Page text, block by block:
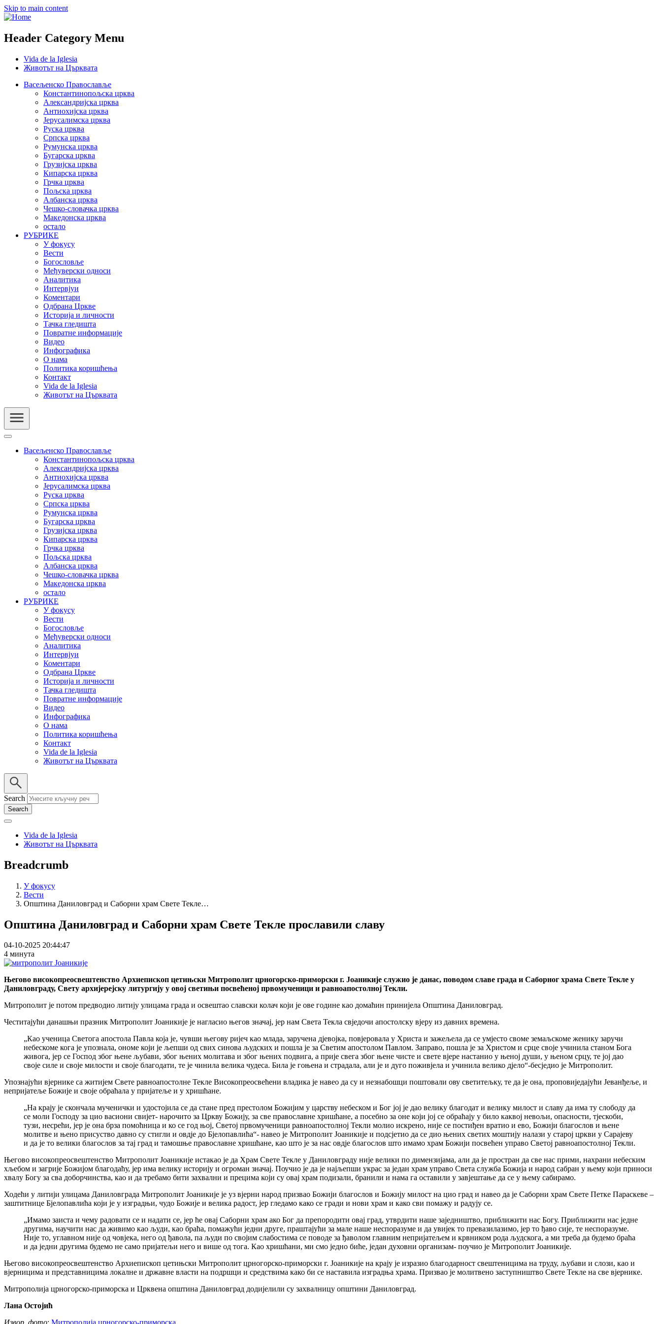
Skip to main content
Header Category Menu
Vida de la Iglesia
Животът на Църквата
Васељенско Православље
Константинопољска црква
Александријска црква
Антиохијска црква
Јерусалимска црква
Руска црква
Српска црква
Румунска црква
Бугарска црква
Грузијска црква
Кипарска црква
Грчка црква
Пољска црква
Албанска црква
Чешко-словачка црква
Македонска црква
остало
РУБРИКЕ
У фокусу
Вести
Богословље
Међуверски односи
Аналитика
Интервјуи
Коментари
Одбрана Цркве
Историја и личности
Тачка гледишта
Повратне информације
Видео
Инфографика
О нама
Политика коришћења
Контакт
Vida de la Iglesia
Животът на Църквата
Васељенско Православље
Константинопољска црква
Александријска црква
Антиохијска црква
Јерусалимска црква
Руска црква
Српска црква
Румунска црква
Бугарска црква
Грузијска црква
Кипарска црква
Грчка црква
Пољска црква
Албанска црква
Чешко-словачка црква
Македонска црква
остало
РУБРИКЕ
У фокусу
Вести
Богословље
Међуверски односи
Аналитика
Интервјуи
Коментари
Одбрана Цркве
Историја и личности
Тачка гледишта
Повратне информације
Видео
Инфографика
О нама
Политика коришћења
Контакт
Vida de la Iglesia
Животът на Църквата
Search
Vida de la Iglesia
Животът на Църквата
Breadcrumb
У фокусу
Вести
Општина Даниловград и Саборни храм Свете Текле…
Општина Даниловград и Саборни храм Свете Текле прославили славу
04-10-2025 20:44:47
4 минута
Његово високопреосвештенство Архиепископ цетињски Митрополит црногорско-приморски г. Јоаникије служио је данас, поводом славе града и Саборног храма Свете Текле у
Даниловграду, Свету архијерејску литургију у овој светињи посвећеној првомученици и равноапостолној Текли.
Митрополит је потом предводио литију улицама града и освештао славски колач који је ове године као домаћин принијела Општина Даниловград.
Честитајући данашњи празник Митрополит Јоаникије је нагласио његов значај, јер нам Света Текла свједочи апостолску вјеру из давних времена.
„Као ученица Светога апостола Павла која је, чувши његову ријеч као млада, заручена дјевојка, повјеровала у Христа и зажељела да се умјесто своме земаљскоме женику заручи
небескоме кога је упознала, ономе који је љепши од свих синова људских и пошла је за Светим апостолом Павлом. Заправо, пошла је за Христом и срце своје учинила станом Бога
живога, јер се Господ због њене љубави, због њених молитава и због њених подвига, а прије свега због њене чисте и свете вјере настанио у њеној души, у њеном срцу, те јој дао
своје силе и своје милости и своје благодати, те је чинила велика чудеса. Била је гоњена и страдала, али је и дуго поживјела и учинила велико дјело“-бесједио је Митрополит.
Упознајући вјернике са житијем Свете равноапостолне Текле Високопреосвећени владика је навео да су и незнабошци поштовали ову светитељку, те да је она, проповиједајући Јеванђеље, и
непријатеље Божије и своје обраћала у пријатеље и у хришћане.
„На крају је скончала мученички и удостојила се да стане пред престолом Божијим у царству небеском и Бог јој је дао велику благодат и велику милост и славу да има ту слободу да
се моли Господу за цио васиони свијет- нарочито за Цркву Божију, за све православне хришћане, а посебно за оне који јој се обраћају у било каквој невољи, опасности, тјескоби,
тузи, несрећи, јер је она брза помоћница и ко се год њој, Светој првомученици равноапостолној Текли молио искрено, није се постиђен вратио и ево, Божији благослов и њене
молитве и њено присуство давно су стигли и овдје до Бјелопавлића“- навео је Митрополит Јоаникије и подсјетио да се дио њених светих моштију налази у старој цркви у Сарајеву
и да је то велики благослов за тај град и тамошње православне хришћане, као што је за нас овдје благослов што имамо храм Божији посвећен управо Светој равноапостолној Текли.
Његово високопреосвештенство Митрополит Јоаникије истакао је да Храм Свете Текле у Даниловграду није велики по димензијама, али да је простран да све нас прими, нахрани небеским
хљебом и загрије Божијом благодаћу, јер има велику историју и огроман значај. Поучио је да је најљепши украс за један храм управо Света служба Божија и народ сабран у њему који приноси
хвалу Богу за сва доборчинства, као и да требамо бити захвални и прецима који су овај храм подизали, бранили и нама га оставили у завјештање да се у њему сабирамо.
Ходећи у литији улицама Даниловграда Митрополит Јоаникије је уз вјерни народ призвао Божији благослов и Божију милост на цио град и навео да је Саборни храм Свете Петке Параскеве –
заштитнице Бјелопавлића који је у изградњи, чудо Божије и велика радост, јер гледамо како се гради и нови храм и како сви помажу и радују се.
„Имамо заиста и чему радовати се и надати се, јер ће овај Саборни храм ако Бог да препородити овај град, утврдити наше заједништво, приближити нас Богу. Приближити нас једне
другима, научити нас да живимо као људи, као браћа, помажући једни друге, праштајући за мале наше неспоразуме и да увијек то превазилазимо, јер то ђаво сије, те неспоразуме.
Није то, углавном није од човјека, него од ђавола, па људи по својим слабостима се поводе за ђаволом главним непријатељем и крвником рода људскога, а ми треба да будемо браћа
и да једни другима будемо не само пријатељи него и више од тога. Као хришћани, ми смо једно биће, један духовни организам- поучио је Митрополит Јоаникије.
Његово високопреосвештенство Архиепископ цетињски Митрополит црногорско-приморски г. Јоаникије на крају је изразио благодарност свештеницима на труду, љубави и слози, као и
вјерницима и представницима локалне и државне власти на подршци и средствима како би се наставила изградња храма. Призвао је молитвено заступништво Свете Текле на све вјернике.
Митрополија црногорско-приморска и Црквена општина Даниловград додијелили су захвалницу општини Даниловград.
Лана Остојић